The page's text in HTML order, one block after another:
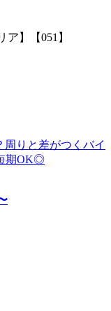
】【051】
りと差がつくバイ
期OK◎